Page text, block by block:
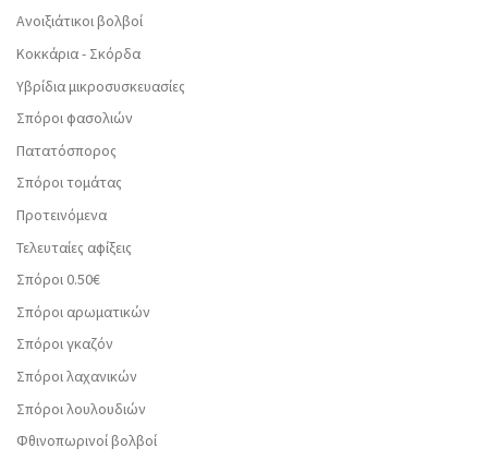
Ανοιξιάτικοι βολβοί
Κοκκάρια - Σκόρδα
Υβρίδια μικροσυσκευασίες
Σπόροι φασολιών
Πατατόσπορος
Σπόροι τομάτας
Προτεινόμενα
Τελευταίες αφίξεις
Σπόροι 0.50€
Σπόροι αρωματικών
Σπόροι γκαζόν
Σπόροι λαχανικών
Σπόροι λουλουδιών
Φθινοπωρινοί βολβοί